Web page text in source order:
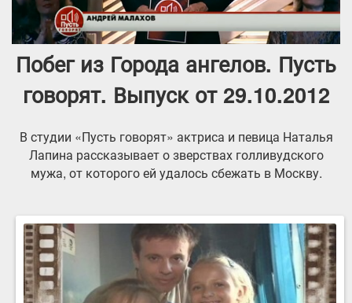
Побег из Города ангелов. Пусть
говорят. Выпуск от 29.10.2012
В студии «Пусть говорят» актриса и певица Наталья
Лапина рассказывает о зверствах голливудского
мужа, от которого ей удалось сбежать в Москву.